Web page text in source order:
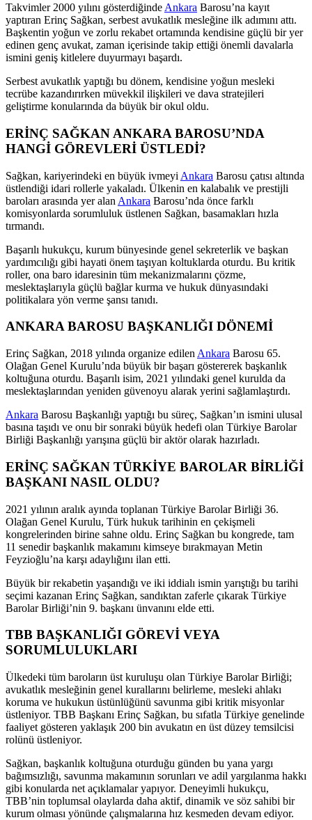
Takvimler 2000 yılını gösterdiğinde Ankara Barosu’na kayıt
yaptıran Erinç Sağkan, serbest avukatlık mesleğine ilk adımını attı.
Başkentin yoğun ve zorlu rekabet ortamında kendisine güçlü bir yer
edinen genç avukat, zaman içerisinde takip ettiği önemli davalarla
ismini geniş kitlelere duyurmayı başardı.
Serbest avukatlık yaptığı bu dönem, kendisine yoğun mesleki
tecrübe kazandırırken müvekkil ilişkileri ve dava stratejileri
geliştirme konularında da büyük bir okul oldu.
ERİNÇ SAĞKAN ANKARA BAROSU’NDA
HANGİ GÖREVLERİ ÜSTLEDİ?
Sağkan, kariyerindeki en büyük ivmeyi Ankara Barosu çatısı altında
üstlendiği idari rollerle yakaladı. Ülkenin en kalabalık ve prestijli
baroları arasında yer alan Ankara Barosu’nda önce farklı
komisyonlarda sorumluluk üstlenen Sağkan, basamakları hızla
tırmandı.
Başarılı hukukçu, kurum bünyesinde genel sekreterlik ve başkan
yardımcılığı gibi hayati önem taşıyan koltuklarda oturdu. Bu kritik
roller, ona baro idaresinin tüm mekanizmalarını çözme,
meslektaşlarıyla güçlü bağlar kurma ve hukuk dünyasındaki
politikalara yön verme şansı tanıdı.
ANKARA BAROSU BAŞKANLIĞI DÖNEMİ
Erinç Sağkan, 2018 yılında organize edilen Ankara Barosu 65.
Olağan Genel Kurulu’nda büyük bir başarı göstererek başkanlık
koltuğuna oturdu. Başarılı isim, 2021 yılındaki genel kurulda da
meslektaşlarından yeniden güvenoyu alarak yerini sağlamlaştırdı.
Ankara Barosu Başkanlığı yaptığı bu süreç, Sağkan’ın ismini ulusal
basına taşıdı ve onu bir sonraki büyük hedefi olan Türkiye Barolar
Birliği Başkanlığı yarışına güçlü bir aktör olarak hazırladı.
ERİNÇ SAĞKAN TÜRKİYE BAROLAR BİRLİĞİ
BAŞKANI NASIL OLDU?
2021 yılının aralık ayında toplanan Türkiye Barolar Birliği 36.
Olağan Genel Kurulu, Türk hukuk tarihinin en çekişmeli
kongrelerinden birine sahne oldu. Erinç Sağkan bu kongrede, tam
11 senedir başkanlık makamını kimseye bırakmayan Metin
Feyzioğlu’na karşı adaylığını ilan etti.
Büyük bir rekabetin yaşandığı ve iki iddialı ismin yarıştığı bu tarihi
seçimi kazanan Erinç Sağkan, sandıktan zaferle çıkarak Türkiye
Barolar Birliği’nin 9. başkanı ünvanını elde etti.
TBB BAŞKANLIĞI GÖREVİ VEYA
SORUMLULUKLARI
Ülkedeki tüm baroların üst kuruluşu olan Türkiye Barolar Birliği;
avukatlık mesleğinin genel kurallarını belirleme, mesleki ahlakı
koruma ve hukukun üstünlüğünü savunma gibi kritik misyonlar
üstleniyor. TBB Başkanı Erinç Sağkan, bu sıfatla Türkiye genelinde
faaliyet gösteren yaklaşık 200 bin avukatın en üst düzey temsilcisi
rolünü üstleniyor.
Sağkan, başkanlık koltuğuna oturduğu günden bu yana yargı
bağımsızlığı, savunma makamının sorunları ve adil yargılanma hakkı
gibi konularda net açıklamalar yapıyor. Deneyimli hukukçu,
TBB’nin toplumsal olaylarda daha aktif, dinamik ve söz sahibi bir
kurum olması yönünde çalışmalarına hız kesmeden devam ediyor.